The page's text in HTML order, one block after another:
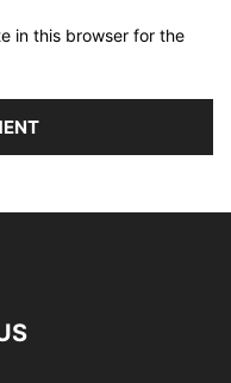
in this browser for the